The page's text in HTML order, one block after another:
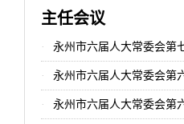
主任会议
永州市六届人大常委会第
永州市六届人大常委会第
永州市六届人大常委会第